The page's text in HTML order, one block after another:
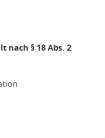
§ 18 Abs. 2